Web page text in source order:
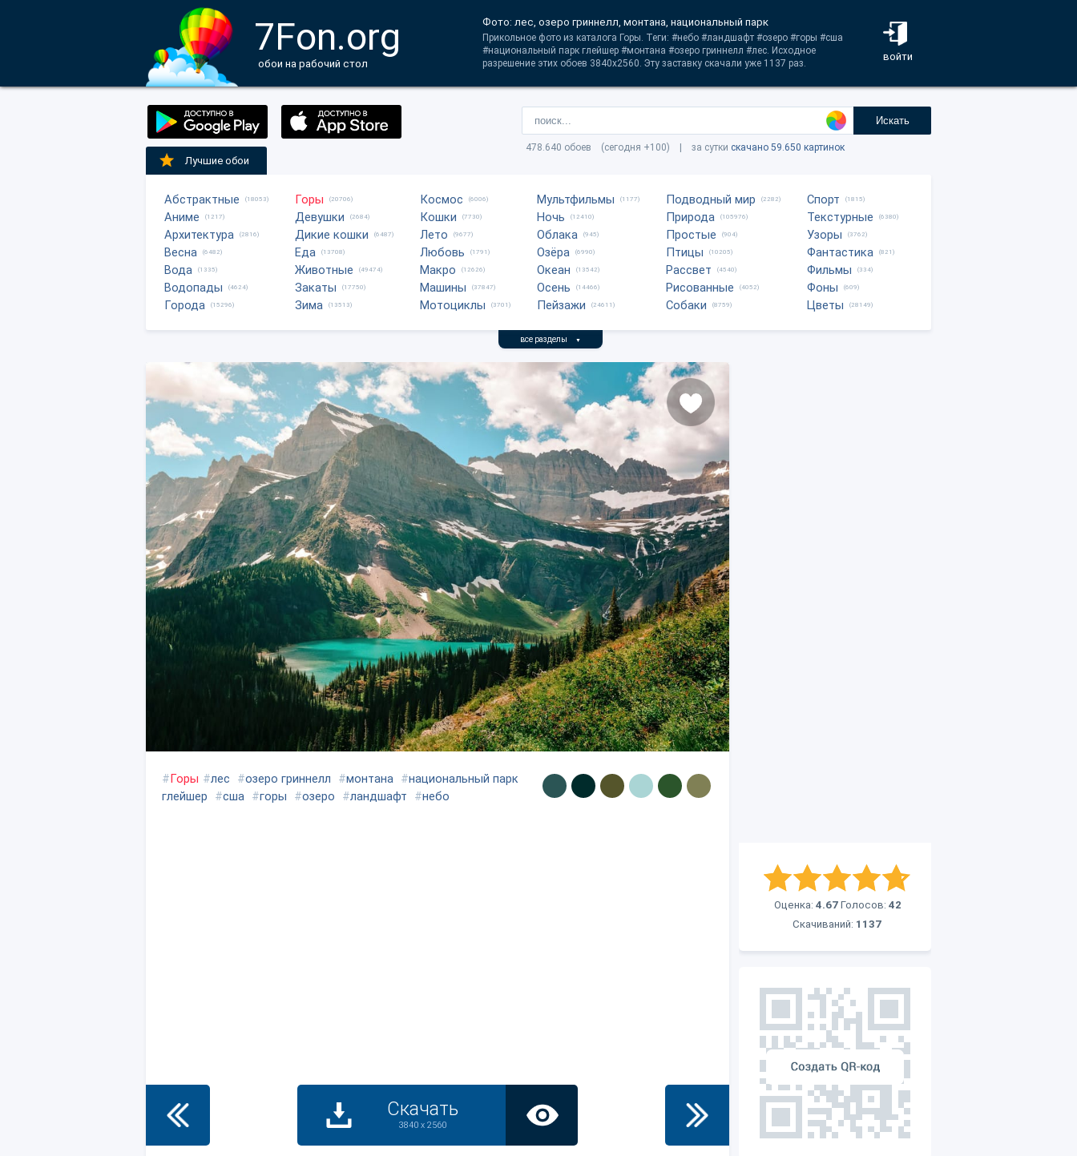
7Fon.org
обои на рабочий стол
войти
Фото: лес, озеро гриннелл, монтана, национальный парк
Прикольное фото из каталога Горы. Теги: #небо #ландшафт #озеро #горы #сша
#национальный парк глейшер #монтана #озеро гриннелл #лес. Исходное
разрешение этих обоев 3840x2560. Эту заставку скачали уже 1137 раз.
Искать
478.640 обоев (сегодня +100) | за сутки скачано 59.650 картинок
Лучшие обои
Абстрактные (18053)
Аниме (1217)
Архитектура (2816)
Весна (6482)
Вода (1335)
Водопады (4624)
Города (15296)
Горы (20706)
Девушки (2684)
Дикие кошки (6487)
Еда (13708)
Животные (49474)
Закаты (17750)
Зима (13513)
Космос (6006)
Кошки (7730)
Лето (9677)
Любовь (1791)
Макро (12626)
Машины (37847)
Мотоциклы (3701)
Мультфильмы (1177)
Ночь (12410)
Облака (945)
Озёра (6990)
Океан (13542)
Осень (14466)
Пейзажи (24611)
Подводный мир (2282)
Природа (105976)
Простые (904)
Птицы (10205)
Рассвет (4540)
Рисованные (4052)
Собаки (8759)
Спорт (1815)
Текстурные (6380)
Узоры (3762)
Фантастика (821)
Фильмы (334)
Фоны (609)
Цветы (28149)
все разделы ▼
Оценка: 4.67 Голосов: 42
Скачиваний: 1137
#Горы #лес #озеро гриннелл #монтана #национальный парк
глейшер
#сша #горы #озеро #ландшафт #небо
Скачать
3840 x 2560